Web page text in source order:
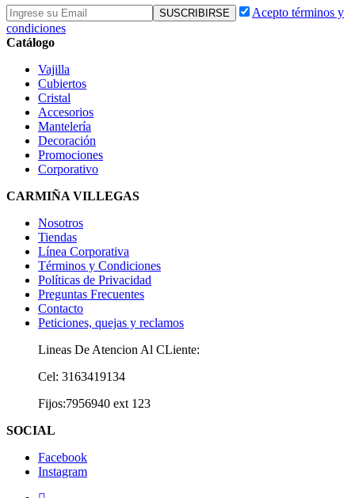
Acepto términos y
condiciones
Catálogo
Vajilla
Cubiertos
Cristal
Accesorios
Mantelería
Decoración
Promociones
Corporativo
CARMIÑA VILLEGAS
Nosotros
Tiendas
Línea Corporativa
Términos y Condiciones
Políticas de Privacidad
Preguntas Frecuentes
Contacto
Peticiones, quejas y reclamos
Lineas De Atencion Al CLiente:
Cel: 3163419134
Fijos:7956940 ext 123
SOCIAL
Facebook
Instagram